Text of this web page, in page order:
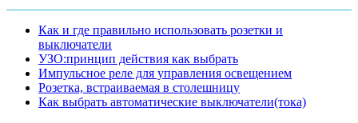
Как и где правильно использовать розетки и
выключатели
УЗО:принцип действия как выбрать
Импульсное реле для управления освещением
Розетка, встраиваемая в столешницу
Как выбрать автоматические выключатели(тока)